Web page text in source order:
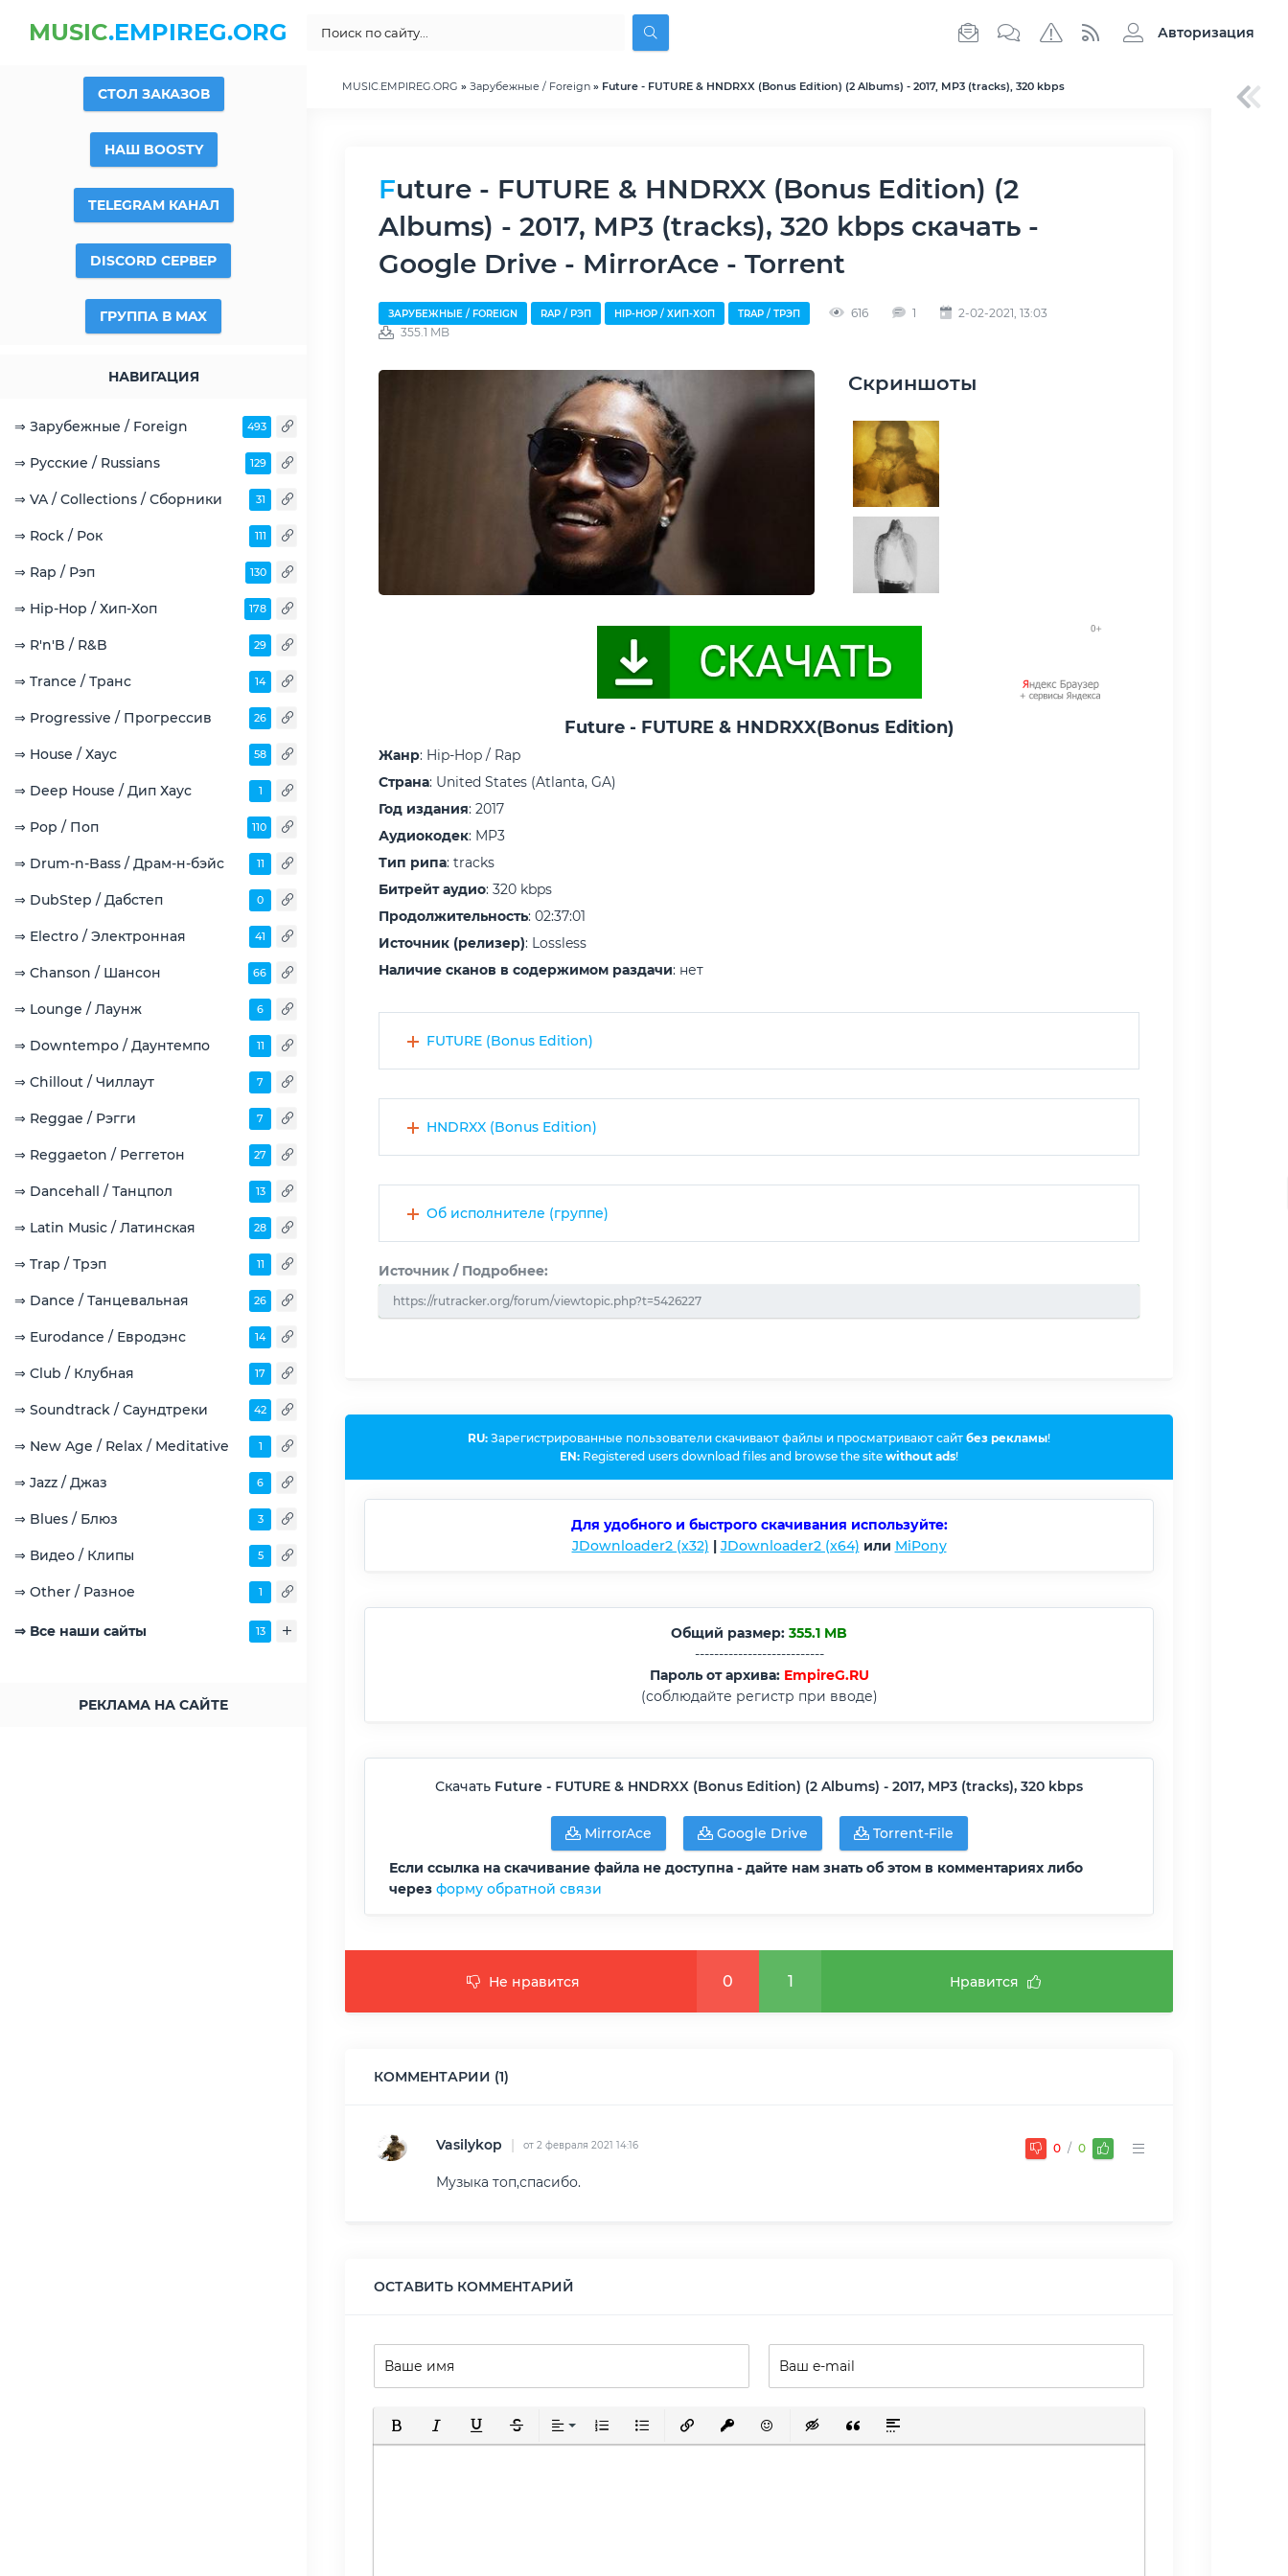
MUSIC.EMPIREG.ORG Авторизация
СТОЛ ЗАКАЗОВ
НАШ BOOSTY
TELEGRAM КАНАЛ
DISCORD СЕРВЕР
ГРУППА В MAX
НАВИГАЦИЯ
⇒ Зарубежные / Foreign 493
⇒ Русские / Russians 129
⇒ VA / Collections / Сборники 31
⇒ Rock / Рок 111
⇒ Rap / Рэп 130
⇒ Hip-Hop / Хип-Хоп 178
⇒ R'n'B / R&B 29
⇒ Trance / Транс 14
⇒ Progressive / Прогрессив 26
⇒ House / Хаус 58
⇒ Deep House / Дип Хаус 1
⇒ Pop / Поп 110
⇒ Drum-n-Bass / Драм-н-бэйс 11
⇒ DubStep / Дабстеп 0
⇒ Electro / Электронная 41
⇒ Chanson / Шансон 66
⇒ Lounge / Лаунж 6
⇒ Downtempo / Даунтемпо 11
⇒ Chillout / Чиллаут 7
⇒ Reggae / Рэгги 7
⇒ Reggaeton / Реггетон 27
⇒ Dancehall / Танцпол 13
⇒ Latin Music / Латинская 28
⇒ Trap / Трэп 11
⇒ Dance / Танцевальная 26
⇒ Eurodance / Евродэнс 14
⇒ Club / Клубная 17
⇒ Soundtrack / Саундтреки 42
⇒ New Age / Relax / Meditative 1
⇒ Jazz / Джаз 6
⇒ Blues / Блюз 3
⇒ Видео / Клипы 5
⇒ Other / Разное 1
⇒ Все наши сайты 13
РЕКЛАМА НА САЙТЕ
MUSIC.EMPIREG.ORG » Зарубежные / Foreign » Future - FUTURE & HNDRXX (Bonus Edition) (2 Albums) - 2017, MP3 (tracks), 320 kbps
Future - FUTURE & HNDRXX (Bonus Edition) (2
Albums) - 2017, MP3 (tracks), 320 kbps скачать -
Google Drive - MirrorAce - Torrent
ЗАРУБЕЖНЫЕ / FOREIGN RAP / РЭП HIP-HOP / ХИП-ХОП TRAP / ТРЭП 616 1
2-02-2021, 13:03
355.1 MB
Скриншоты
Future - FUTURE & HNDRXX(Bonus Edition)
Жанр: Hip-Hop / Rap
Страна: United States (Atlanta, GA)
Год издания: 2017
Аудиокодек: MP3
Тип рипа: tracks
Битрейт аудио: 320 kbps
Продолжительность: 02:37:01
Источник (релизер): Lossless
Наличие сканов в содержимом раздачи: нет
FUTURE (Bonus Edition)
HNDRXX (Bonus Edition)
Об исполнителе (группе)
Источник / Подробнее:
https://rutracker.org/forum/viewtopic.php?t=5426227
RU: Зарегистрированные пользователи скачивают файлы и просматривают сайт без рекламы!
EN: Registered users download files and browse the site without ads!
Для удобного и быстрого скачивания используйте:
JDownloader2 (x32) | JDownloader2 (x64) или MiPony
Общий размер: 355.1 MB
---------------------------
Пароль от архива: EmpireG.RU
(соблюдайте регистр при вводе)
Скачать Future - FUTURE & HNDRXX (Bonus Edition) (2 Albums) - 2017, MP3 (tracks), 320 kbps
MirrorAce Google Drive
Torrent-File
Если ссылка на скачивание файла не доступна - дайте нам знать об этом в комментариях либо
через форму обратной связи
Не нравится 0 1 Нравится
КОММЕНТАРИИ (1)
Vasilykop | от 2 февраля 2021 14:16 0 / 0
Музыка топ,спасибо.
ОСТАВИТЬ КОММЕНТАРИЙ
Полужирный
КурсивПодчеркнутый
ЗачеркнутыйВыравнивание
Нумерованный список
Маркированный список
Вставить ссылку
Вставить защищенную ссылку
Вставить смайлик
Вставка скрытого текста
Вставка цитаты
Вставка спойлера